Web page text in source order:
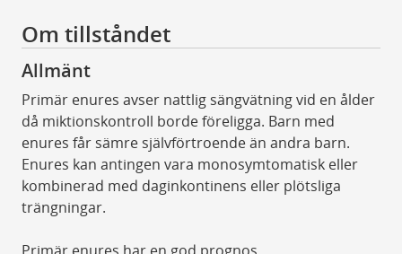
Om tillståndet
Allmänt
Primär enures avser nattlig sängvätning vid en ålder
då miktionskontroll borde föreligga. Barn med
enures får sämre självförtroende än andra barn.
Enures kan antingen vara monosymtomatisk eller
kombinerad med daginkontinens eller plötsliga
trängningar.